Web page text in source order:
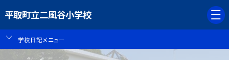
平取町立二風谷小学校
学校日記メニュー